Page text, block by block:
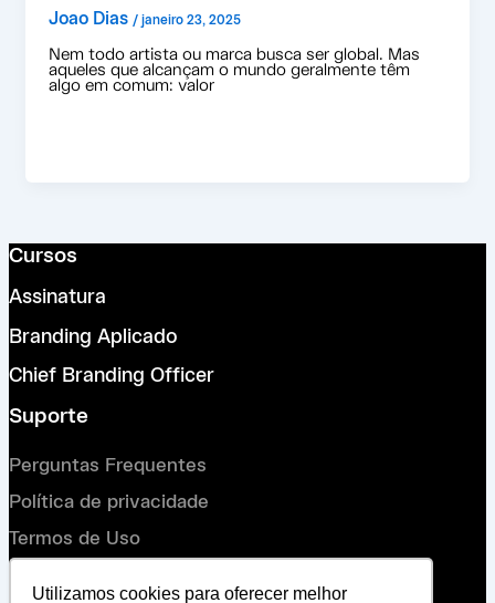
Utilizamos cookies para oferecer melhor
Joao Dias/janeiro 23, 2025
Nem todo artista ou marca busca ser global. Mas
aqueles que alcançam o mundo geralmente têm
algo em comum: valor
Cursos
Assinatura
Branding Aplicado
Chief Branding Officer
Suporte
Perguntas Frequentes
Política de privacidade
Termos de Uso
Conecte-se